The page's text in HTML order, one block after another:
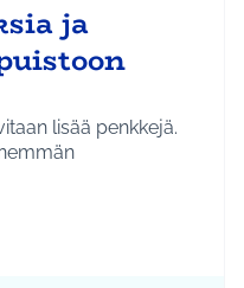
ja
lisää penkkejä.
Jokela Ympäristö